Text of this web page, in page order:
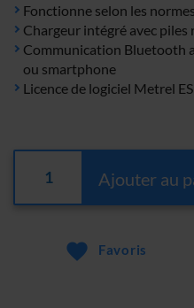
Fonctionne selon les
Chargeur intégré avec piles
Communication Bluetooth
ou smartphone
Licence de logiciel Metrel
Ajouter au
Favoris